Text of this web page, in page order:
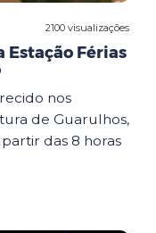
2100 visualizações
Estação Férias
nos
de Guarulhos,
das 8 horas